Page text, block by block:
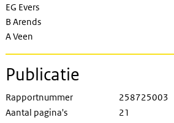
EG Evers
B Arends
A Veen
Publicatie
Rapportnummer
258725003
Aantal pagina's
21